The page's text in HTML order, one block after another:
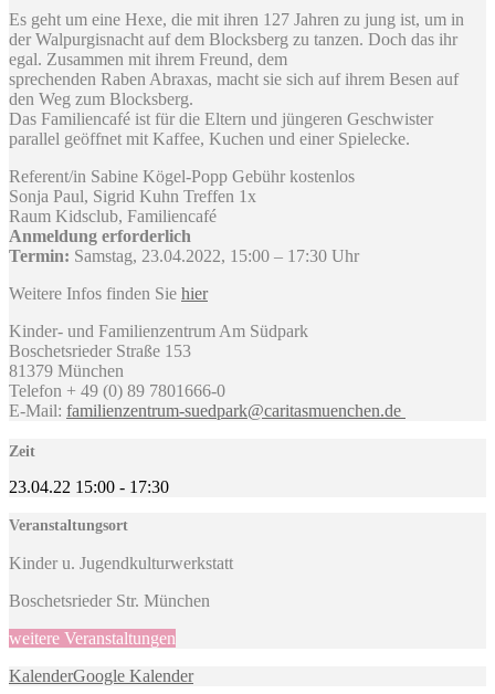
Es geht um eine Hexe, die mit ihren 127 Jahren zu jung ist, um in
der Walpurgisnacht auf dem Blocksberg zu tanzen. Doch das ihr
egal. Zusammen mit ihrem Freund, dem
sprechenden Raben Abraxas, macht sie sich auf ihrem Besen auf
den Weg zum Blocksberg.
Das Familiencafé ist für die Eltern und jüngeren Geschwister
parallel geöffnet mit Kaffee, Kuchen und einer Spielecke.
Referent/in Sabine Kögel-Popp Gebühr kostenlos
Sonja Paul, Sigrid Kuhn Treffen 1x
Raum Kidsclub, Familiencafé
Anmeldung erforderlich
Termin: Samstag, 23.04.2022, 15:00 – 17:30 Uhr
Weitere Infos finden Sie hier
Kinder- und Familienzentrum Am Südpark
Boschetsrieder Straße 153
81379 München
Telefon + 49 (0) 89 7801666-0
E-Mail: familienzentrum-suedpark@caritasmuenchen.de
Zeit
23.04.22 15:00 - 17:30
Veranstaltungsort
Kinder u. Jugendkulturwerkstatt
Boschetsrieder Str. München
weitere Veranstaltungen
KalenderGoogle Kalender